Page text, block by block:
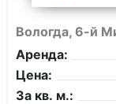
Вологда, 6-й
Аренда:
Цена:
За кв. м.: